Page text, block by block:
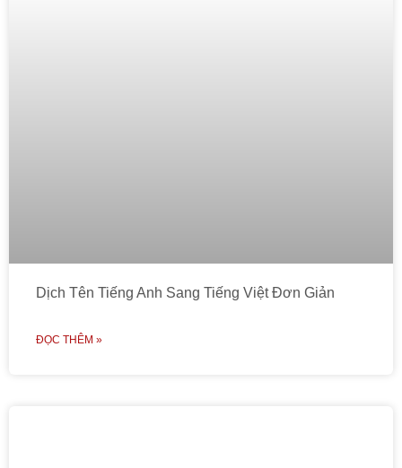
Dịch Tên Tiếng Anh Sang Tiếng Việt Đơn Giản
ĐỌC THÊM »